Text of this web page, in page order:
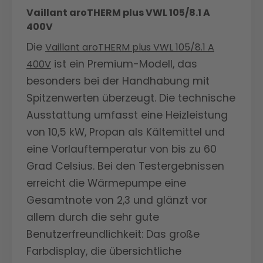
Vaillant aroTHERM plus VWL 105/8.1 A
400V
Die Vaillant aroTHERM plus VWL 105/8.1 A
400V ist ein Premium-Modell, das
besonders bei der Handhabung mit
Spitzenwerten überzeugt. Die technische
Ausstattung umfasst eine Heizleistung
von 10,5 kW, Propan als Kältemittel und
eine Vorlauftemperatur von bis zu 60
Grad Celsius. Bei den Testergebnissen
erreicht die Wärmepumpe eine
Gesamtnote von 2,3 und glänzt vor
allem durch die sehr gute
Benutzerfreundlichkeit: Das große
Farbdisplay, die übersichtliche